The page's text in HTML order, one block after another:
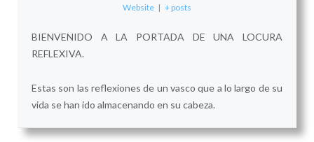
Website | + posts
BIENVENIDO A LA PORTADA DE UNA LOCURA
REFLEXIVA.
Estas son las reflexiones de un vasco que a lo largo de su
vida se han ido almacenando en su cabeza.